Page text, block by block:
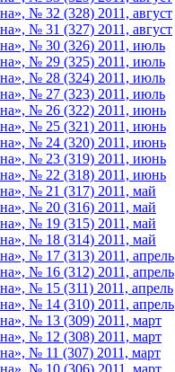
№ 32 (328) 2011, август
№ 31 (327) 2011, август
№ 30 (326) 2011, июль
№ 29 (325) 2011, июль
№ 28 (324) 2011, июль
№ 27 (323) 2011, июль
№ 26 (322) 2011, июнь
№ 25 (321) 2011, июнь
№ 24 (320) 2011, июнь
№ 23 (319) 2011, июнь
№ 22 (318) 2011, июнь
№ 21 (317) 2011, май
№ 20 (316) 2011, май
№ 19 (315) 2011, май
№ 18 (314) 2011, май
№ 17 (313) 2011, апрель
№ 16 (312) 2011, апрель
№ 15 (311) 2011, апрель
№ 14 (310) 2011, апрель
№ 13 (309) 2011, март
№ 12 (308) 2011, март
№ 11 (307) 2011, март
№ 10 (306) 2011, март